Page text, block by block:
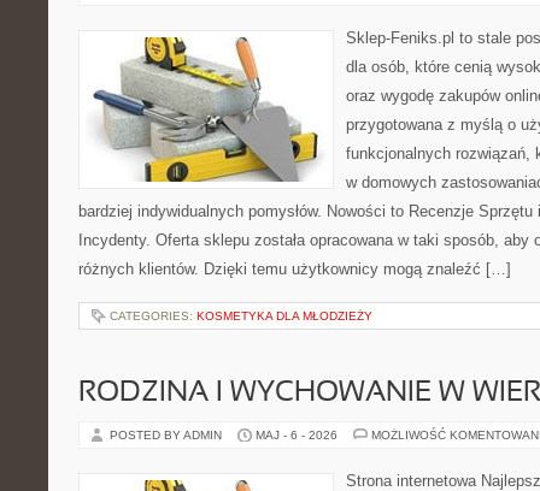
Sklep-Feniks.pl to stale
dla osób, które cenią
oraz wygodę zakupów
przygotowana z myślą o
funkcjonalnych rozwiązań,
w domowych
bardziej indywidualnych pomysłów. Nowości to Recenzje
Incydenty. Oferta sklepu została opracowana w taki sposób, aby
różnych klientów. Dzięki temu użytkownicy mogą znaleźć […]
CATEGORIES: KOSMETYKA DLA MŁODZIEŻY
RODZINA I WYCHOWANIE W
POSTED BY ADMIN MAJ - 6 - 2026 MOŻLIWOŚĆ
Strona internetowa